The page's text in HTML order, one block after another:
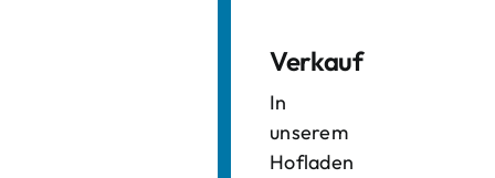
Verkauf
In
unserem
Hofladen